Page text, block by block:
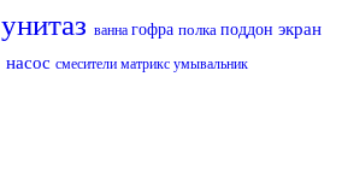
унитаз ванна гофра полка поддон экран
насос смесители матрикс умывальник